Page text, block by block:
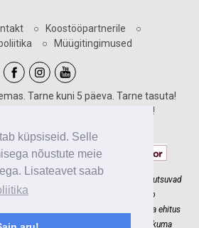
küpsiseid. Selle
nõustute meie
Lisateavet saab
○ Koostööpartnerile ○
○ Müügitingimused
Tarne kuni 5 päeva. Tarne tasuta!
vastava märgiga toodetele!
põnevaid madalseiklusradu, mis kutsuvad
seikluspargis ja slackline'il arendab
ja tasakaalu. Usaldage oma seiklusraja ehitus
maksimaalse lahenduse kõige mõistlikuma